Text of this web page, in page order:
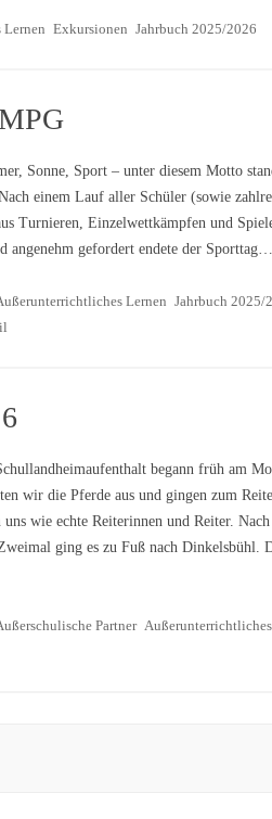
Exkursionen Jahrbuch 2025/2026
Sonne, Sport – unter diesem Motto
einem Lauf aller Schüler (sowie
Turnieren, Einzelwettkämpfen und
angenehm gefordert endete der Sporttag…
Lernen Jahrbuch 2025/
begann früh am
wir die Pferde aus und gingen zum
wie echte Reiterinnen und Reiter.
ging es zu Fuß nach Dinkelsbühl.
Partner